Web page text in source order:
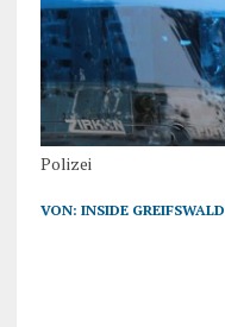
Polizei
VON: INSIDE GREIFSWALD